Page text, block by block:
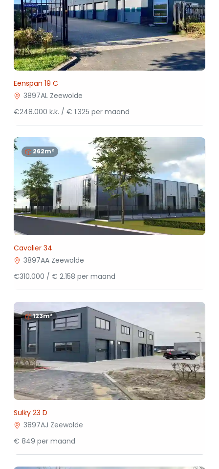
Eenspan 19 C
3897AL Zeewolde
€248.000 k.k. / € 1.325 per maand
262m²
Cavalier 34
3897AA Zeewolde
€310.000 / € 2.158 per maand
123m²
Sulky 23 D
3897AJ Zeewolde
€ 849 per maand